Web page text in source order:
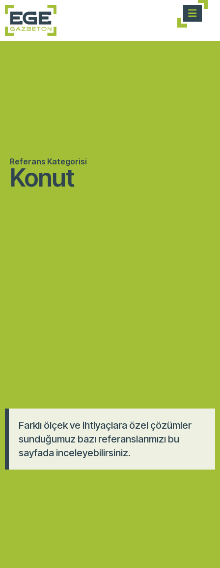
Referans Kategorisi
Konut
Farklı ölçek ve ihtiyaçlara özel çözümler
sunduğumuz bazı referanslarımızı bu
sayfada inceleyebilirsiniz.